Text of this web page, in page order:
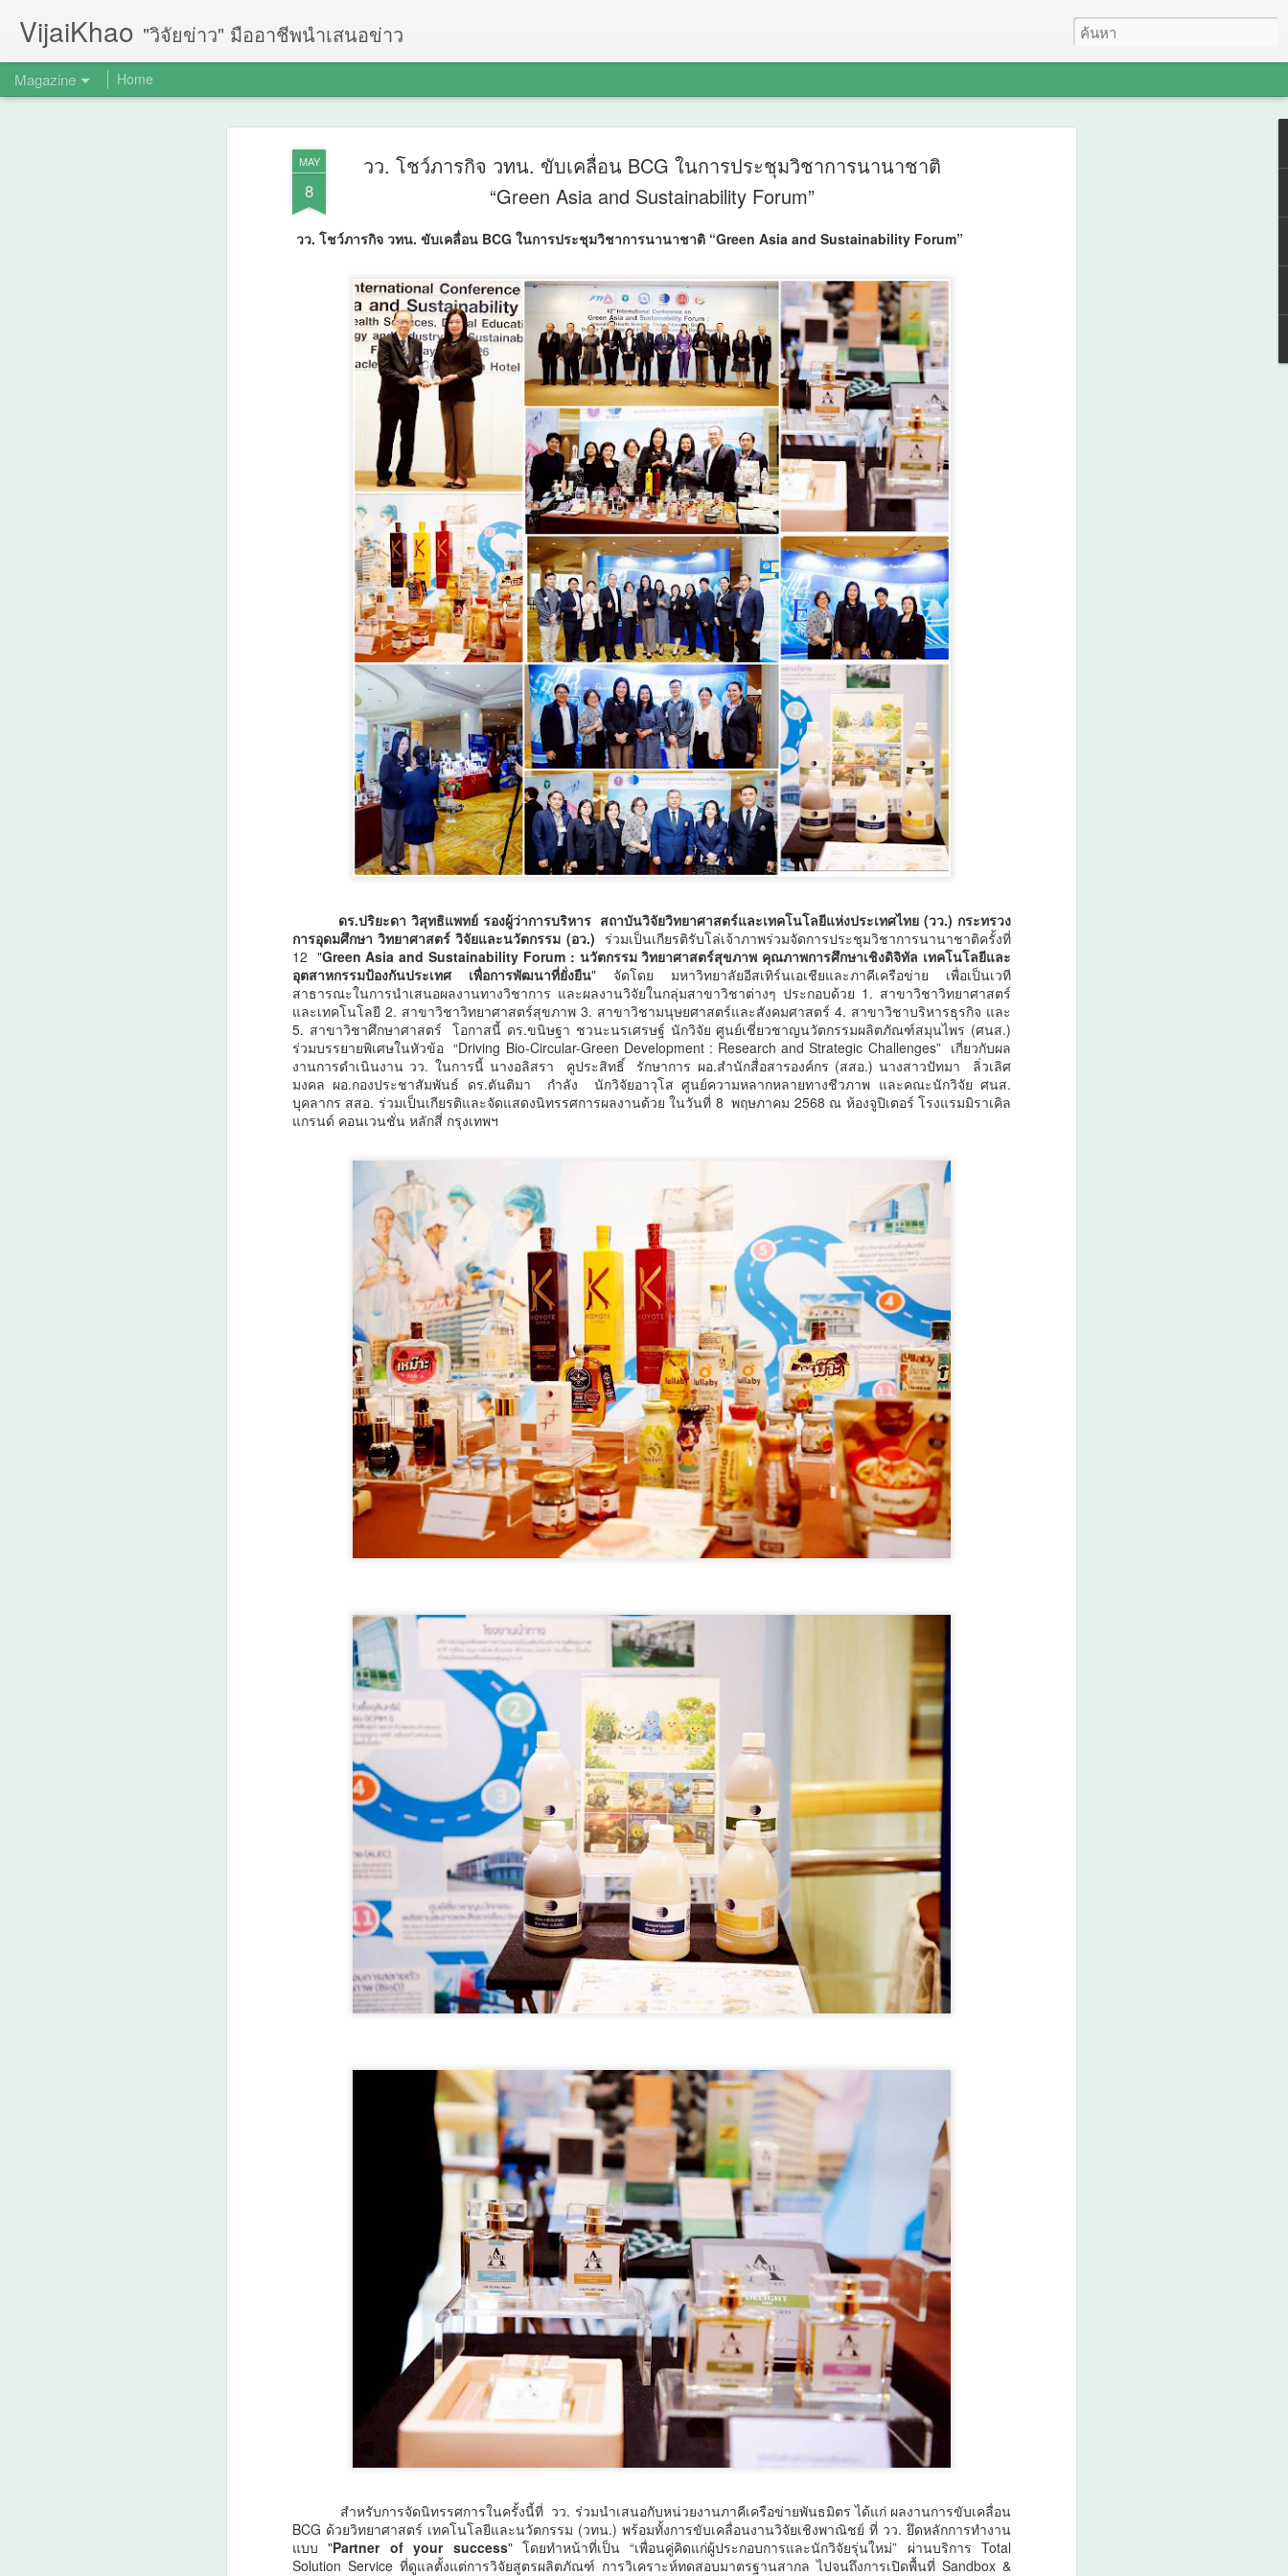
MAY
8
วว. โชว์ภารกิจ วทน. ขับเคลื่อน BCG ในการประชุมวิชาการนานาชาติ
“Green Asia and Sustainability Forum”
วว. โชว์ภารกิจ วทน. ขับเคลื่อน BCG ในการประชุมวิชาการนานาชาติ “Green Asia and Sustainability Forum”
ดร.ปริยะดา วิสุทธิแพทย์ รองผู้ว่าการบริหาร สถาบันวิจัยวิทยาศาสตร์และเทคโนโลยีแห่งประเทศไทย (วว.) กระทรวง
การอุดมศึกษา วิทยาศาสตร์ วิจัยและนวัตกรรม (อว.) ร่วมเป็นเกียรติรับโล่เจ้าภาพร่วมจัดการประชุมวิชาการนานาชาติครั้งที่
12 "Green Asia and Sustainability Forum : นวัตกรรม วิทยาศาสตร์สุขภาพ คุณภาพการศึกษาเชิงดิจิทัล เทคโนโลยีและ
อุตสาหกรรมป้องกันประเทศ เพื่อการพัฒนาที่ยั่งยืน" จัดโดย มหาวิทยาลัยอีสเทิร์นเอเชียและภาคีเครือข่าย เพื่อเป็นเวที
สาธารณะในการนำเสนอผลงานทางวิชาการ และผลงานวิจัยในกลุ่มสาขาวิชาต่างๆ ประกอบด้วย 1. สาขาวิชาวิทยาศาสตร์
และเทคโนโลยี 2. สาขาวิชาวิทยาศาสตร์สุขภาพ 3. สาขาวิชามนุษยศาสตร์และสังคมศาสตร์ 4. สาขาวิชาบริหารธุรกิจ และ
5. สาขาวิชาศึกษาศาสตร์ โอกาสนี้ ดร.ขนิษฐา ชวนะนรเศรษฐ์ นักวิจัย ศูนย์เชี่ยวชาญนวัตกรรมผลิตภัณฑ์สมุนไพร (ศนส.)
ร่วมบรรยายพิเศษในหัวข้อ “Driving Bio-Circular-Green Development : Research and Strategic Challenges” เกี่ยวกับผล
งานการดำเนินงาน วว. ในการนี้ นางอลิสรา คูประสิทธิ์ รักษาการ ผอ.สำนักสื่อสารองค์กร (สสอ.) นางสาวปัทมา ลิ่วเลิศ
มงคล ผอ.กองประชาสัมพันธ์ ดร.ตันติมา กำลัง นักวิจัยอาวุโส ศูนย์ความหลากหลายทางชีวภาพ และคณะนักวิจัย ศนส.
บุคลากร สสอ. ร่วมเป็นเกียรติและจัดแสดงนิทรรศการผลงานด้วย ในวันที่ 8 พฤษภาคม 2568 ณ ห้องจูปิเตอร์ โรงแรมมิราเคิล
แกรนด์ คอนเวนชั่น หลักสี่ กรุงเทพฯ
สำหรับการจัดนิทรรศการในครั้งนี้ที่ วว. ร่วมนำเสนอกับหน่วยงานภาคีเครือข่ายพันธมิตร ได้แก่ ผลงานการขับเคลื่อน
BCG ด้วยวิทยาศาสตร์ เทคโนโลยีและนวัตกรรม (วทน.) พร้อมทั้งการขับเคลื่อนงานวิจัยเชิงพาณิชย์ ที่ วว. ยึดหลักการทำงาน
แบบ "Partner of your success" โดยทำหน้าที่เป็น “เพื่อนคู่คิดแก่ผู้ประกอบการและนักวิจัยรุ่นใหม่” ผ่านบริการ Total
Solution Service ที่ดูแลตั้งแต่การวิจัยสูตรผลิตภัณฑ์ การวิเคราะห์ทดสอบมาตรฐานสากล ไปจนถึงการเปิดพื้นที่ Sandbox &
VijaiKhao "วิจัยข่าว" มืออาชีพนำเสนอข่าว
Magazine Home
7
รฟท. จัดประชุมปัจฉิมนิเทศ
โครงการรถไฟชานเมืองสายสีแดง
เข้ม ช่วงวงเวียนใหญ่–มหาชัย
เห็นในพื้นที่กรุงเทพฯ
รฟท.
วว. ชูนวัตกรรม “สาร
ควบคุมการเจริญเติบโต
พืช” กอบกู้สวนกล้วย
โค่นจากลมพายุพร้อม
เพิ่มขนาดผลผลิต-เพิ่ม
วว. ชูนวัตกรรม “สารควบคุมการ
เจริญเติบโตพืช” กอบกู้สวนกล้วย
หอม แก้ปัญหาต้นหักโค่นจากลม
พายุพร้อมเพิ่มขนาดผลผลิต-เพิ่มราย
ได้เกษตรกรไทย 20–25%
กระทรวงการอุดมศึกษา
วิทยาศาสตร์ วิจัยและนวัตกรรม
(อว.) โดย ศูนย์เชี่ยวชาญนวัตกรรม
เกษตรสร้างสรรค์สถาบันวิจัย
พัฒนาการวิจัยการเกษตร (องค์การ
AUG
7
“จุลพันธ์” ส่งโฆษก
“พิพัฒน์ชัย” เปิด
โครงการ “กระทรวง
แรงงานสร้างโอกาส
สร้างอาชีพ” เดินหน้า
พัฒนาแรงงานศรีสะเกษ
หากิน สร้างรายได้อย่าง
ยั่งยืน
“จุลพันธ์” ส่งโฆษก “พิพัฒน์ชัย” เปิด
โครงการ “กระทรวงแรงงานสร้าง
โอกาส สร้างอาชีพ” เดินหน้าพัฒนา
แรงงานศรีสะเกษ มอบเครื่องมือทำ
มาหากิน สร้างรายได้อย่างยั่งยืน
กระทรวงแรงงานเดินหน้าขับเคลื่อน
นโยบาย "เรียนได้ งบ จบได้งาน" มุ่ง
พัฒนาทักษะอาชีพให้ประชาชน
รัฐมนตรีว่าการกระทรวงแรงงาน
มอบหมาย นายพิพัฒน์ชัย ไพบูลย์
โฆษกกระทรวงแรงงาน (ฝ่าย
การเมือง) เป็นประธานเปิดโครงการ
"กระทรวงแรงงานสร้างโอกาส สร้าง
อาชีพ สู่แรงงานคุณภาพ จังหวัด
ศรีสะเกษ" ณ สถาบันพัฒ
AUG
7
กรมการท่องเที่ยวปั้นผู้
ประสานงานกองถ่าย
ต่างชาติมืออาชีพ เสริม
ความพร้อมไทยสู่
ศูนย์กลางการถ่ายทำ
ระดับนานาชาติ
กองถ่ายต่างชาติมืออาชีพ เสริม
ความพร้อมไทยสู่ศูนย์กลางการถ่าย
ทำระดับนานาชาติ
กรมการท่องเที่ยว เดินหน้าส่งเสริม
การถ่ายทำภาพยนตร์ต่างประเทศใน
ประเทศไทย จัดอบรมพัฒนา
ศักยภาพผู้ประสานงานและบุคลากร
ที่เกี่ยวข้อง ระหว่างวันที่ 6–7
สิงหาคม 2569 เพื่อยกระดับการให้
รวดเร็ว และมีประสิทธิภาพ โดยนาย
จาตุรนต์ ภักดีวานิช อธิบดีกรมการ
ท่องเที่ยว มอบหมายให้นางสาวอุบล
วรรณ สุจริตกุล ผู้อำนวยการกอง
กิจการภาพยนตร์และวีดิทัศน์ต่าง
ประเทศ
AUG
7
มกอช. ชี้ชิลีเปิดโอกาส
สินค้าไทย ผลไม้เมือง
ร้อน–อาหารเอเชีย–
ผลิตภัณฑ์สัตว์เลี้ยง มี
ศักยภาพขยายตลาดสูง
มกอช. ชี้ชิลีเปิดโอกาสสินค้าไทย
ผลิตภัณฑ์สัตว์เลี้ยง มีศักยภาพขยาย
ตลาดสูง
ประเทศชิลี - นางสาวรวินันท์ ฉ่ำ
เฉลิม รองเลขาธิการสำนักงาน
มาตรฐานสินค้าเกษตรและอาหาร
แห่งชาติ (มกอช.) เปิดเผยว่า
ระหว่างวันที่ 3–4 สิงหาคม 2569
คณะผู้แทน มกอช.
AUG
7
‘รองนายกฯ ยศชนัน’ เปิดตัว ‘THERA’ ยกระดับวิจัยการ
ศึกษาไทยสู่มาตรฐานโลกในงาน ThaiCER 2026
‘รองนายกฯ ยศชนัน’ เปิดตัว ‘THERA’ ยกระดับวิจัยการศึกษาไทยสู่มาตรฐาน
โลกในงาน ThaiCER 2026
วันที่ 7 สิงหาคม 2569 ศ.ดร.ยศชนัน วงศ์สวัสดิ์ รองนายกรัฐมนตรี และ
รัฐมนตรีว่าการกระทรวงการอุดมศึกษา วิทยาศาสตร์ วิจัยและนวัตกรรม เข้า
ร่วมการประชุมวิชาการระดับนานาชาติ Thailand International Conference
on Education Research (ThaiCER) 2026 จัดขึ้นโดยสำนักงานเลขาธิการ
สภาการศึกษา (สกศ.) โดยมี รศ.ดร.ประวิต เอราวรรณ์ เลขาธิการสภาการ
ศึกษา พร้อมด้วย ศ.โจ โอฮารา ประธานสมาคมวิจัยการศึกษาระดับโลก
“เตาปูนโมเดล" เกมรุกสู้ NCDsใช้ข้อมูลขับเคลื่อนการ
พัฒนา สร้างนวัตกรรม "ดอกไม้ 3 สี" เชื่อมสถานีสุขภาพ
เครือข่าย Caregiver และภูมิปัญญาพื้นบ้าน พัฒนาระบบ
สุขภาพชุมชน สู่ต้นแบบการจัดการสุขภาวะอย่างยั่งยืน
“เตาปูนโมเดล" เกมรุกสู้ NCDsใช้ข้อมูลขับเคลื่อนการพัฒนา สร้างนวัตกรรม
"ดอกไม้ 3 สี" เชื่อมสถานีสุขภาพ เครือข่าย Caregiver และภูมิปัญญาพื้น
บ้าน พัฒนาระบบสุขภาพชุมชน สู่ต้นแบบการจัดการสุขภาวะอย่างยั่งยืน
ตำบลเตาปูน อำเภอสอง จังหวัดแพร่ กำลังเผชิญสถานการณ์โรคไม่ติดต่อ
เรื้อรัง (NCDs) ที่มีแนวโน้มเพิ่มขึ้นจากพฤติกรรมเสี่ยงด้านสุขภาพของ
ประชาชน ทั้งการดื่มสุรา การสูบบุหรี่ และการบริโภคอาหารรสหวาน มัน
และเค็ม ส่งผลให้ปัจจุบันมีผู้ป่วยโรคเบาหวาน 270 คน และผู้ป่วยโรคความ
ดันโลหิตสูงกว่า 700 คน จากประชากรท
AUG
7
วธ. เชิญชวนประชาชนร่วมกิจกรรมถวายพระราชกุศล
และน้อมสำนึกในพระมหากรุณาธิคุณสมเด็จพระนาง
เจ้าสิริกิติ์ พระบรมราชินีนาถ พระบรมราชชนนีพันปี
หลวง พร้อมกันทั่วประเทศ
วธ.
ชุมชน
📌กรมวิทยาศาสตร์บริการ ติดตามผลการพัฒนาผู้ประกอบการ ยกระดับ
นวัตกรรมอาหาร สร้างมูลค่าเพิ่มผลิตภัณฑ์ชุมชน
กรมวิทยาศาสตร์บริการ (วศ.) กระทรวงการอุดมศึกษา วิทยาศาสตร์ วิจัยและ
นวัตกรรม (อว.) นำโดย นายปรานต์ ปิ่นทอง นักวิทยาศาสตร์ชำนาญการ
พิเศษ ศูนย์ห้องปฏิบัติการอ้างอิงชีวภาพ สถาบันห้องปฏิบัติการอ้างอิงแห่งชาติ
พร้อมคณะฯ ลงพื้นที่จังหวัดสมุทรปราการ กำแพงเพชร และนครนายก
ระหว่างวันที่ 4–6 สิงหาคม 2569 เพื่อติดตามความก้าวหน้าและให้คำปรึกษา
เชิงลึกแก่ผู้ประกอบการที่เข้าร่วม โครงการเพิ่มประสิทธิภาพการผลิตอ
Thailand LAB INTERNATIONAL 2026 ผนึก
Bio+HealthTech INTERNATIONAL และ FutureCHEM
INTERNATIONAL เปิดเวที AI ขับเคลื่อนนวัตกรรม
วิทยาศาสตร์และสุขภาพ ยกระดับไทยสู่ศูนย์กลาง
อาเซียน
Thailand LAB INTERNATIONAL 2026 ผนึก Bio+HealthTech
INTERNATIONAL และ FutureCHEM INTERNATIONAL เปิดเวที AI ขับ
เคลื่อนนวัตกรรมวิทยาศาสตร์และสุขภาพ ยกระดับไทยสู่ศูนย์กลางอาเซียน
6 สิงหาคม 2568 กรุงเทพฯ – เมื่อปัญญาประดิษฐ์ (AI) กำลังเข้ามามีบทบาท
สำคัญในการยกระดับงานวิจัย ห้องปฏิบัติการ การแพทย์ และภาค
สร้างขีดความสามารถในการแข่งขันของประเทศและภูมิภาคอาเซียน
บริษ
AUG
ศน. ร่วมกับสำนักงานวัฒนธรรมจังหวัด 14 จังหวัดภาค
ศน. ร่วมกับสำนักงานวัฒนธรรมจังหวัด 14 จังหวัดภาคใต้ จัด “มหกรรมสีสัน
แห่งศรัทธา พัฒนาชุมชนคุณธรรมพลังบวร” สืบสานคุณธรรม ต่อยอดทุน
วัฒนธรรมสู่ชุมชน
วันที่ 7 สิงหาคม 2569 เวลา 19.00 น. กรมการศาสนา กระทรวงวัฒนธรรม
ร่วมกับจังหวัดสตูล และสำนักงานวัฒนธรรมจังหวัด 14 จังหวัดภาคใต้ จัดพิธี
เปิดงาน “มหกรรมสีสันแห่งศรัทธา พัฒนาชุมชนคุณธรรมพลังบวร ภาคกใต้”
ภายใต้โครงการพลังบวรในมิติศาสนา ประจำปีงบประมาณ พ.ศ.
สมุทรสาครเฮ! รถไฟฟ้าสายสีแดงเข้ม วงเวียนใหญ่–
มหาชัย 36.8 กม. คืบหน้าอีกขั้น รับฟังความเห็นกว่า 200
คน ส่วนใหญ่เห็นพ้องให้สร้าง
สมุทรสาครเฮ! รถไฟฟ้าสายสีแดงเข้ม วงเวียนใหญ่–มหาชัย 36.8 กม.
6
วศ.อว.–วท.กห. เปิดเวทีหารือแนวทางขับเคลื่อน
วิทยาศาสตร์และเทคโนโลยี เพื่อสนับสนุน อุตสาหกรรม
วศ.อว.–วท.กห.